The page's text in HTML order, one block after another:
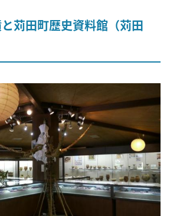
苅田町歴史資料館（苅田